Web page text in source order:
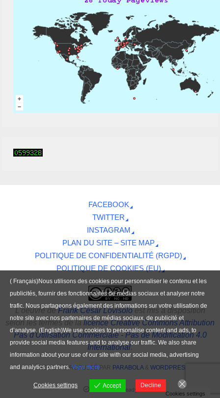
FACEBOOK
TWITTER
INSTAGRAM
PLAN DU SITE – SITE MAP
POLITIQUE DE CONFIDENTIALITÉ (RGPD)
POLITIQUE DE COOKIES (EU)
L'oeuvredeFrank César Lovisoloest mis à disposition
selon les termes de lalicence Creative Commons Attribution
Pas d'Utilisation Commerciale - Pas de Modification 4.0
International.
FIÈREMENT PROPULSÉ PAR PARABOLA& WORDPRESS.
( Français)Nous utilisons des cookies pour personnaliser le contenu et les
publicités, fournir des fonctionnalités de médias sociaux et analyser notre
trafic. Nous partageons également des informations sur votre utilisation de
notre site avec nos partenaires de médias sociaux, de publicité et
d’analyse. (English)We use cookies to personalise content and ads, to
provide social media features and to analyse our traffic. We also share
information about your use of our site with our social media, advertising
and analytics partners.View more
Cookies settings Accept Decline
Cookies settings
Contenu IA-Ready